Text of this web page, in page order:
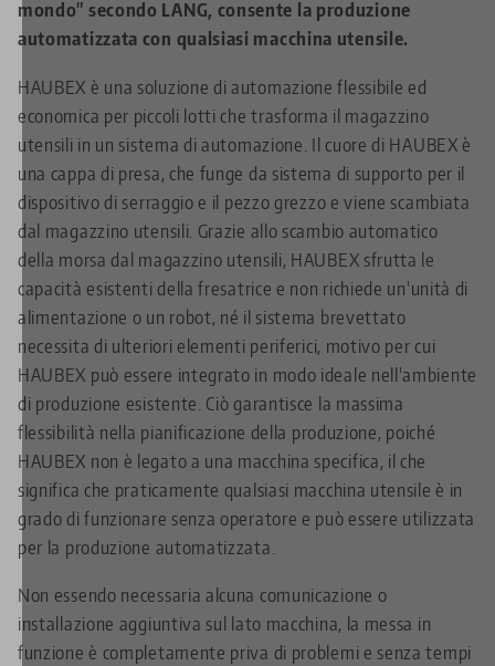
mondo" secondo LANG, consente la produzione
automatizzata con qualsiasi macchina utensile.
HAUBEX è una soluzione di automazione flessibile ed
economica per piccoli lotti che trasforma il magazzino
utensili in un sistema di automazione. Il cuore di HAUBEX è
una cappa di presa, che funge da sistema di supporto per il
dispositivo di serraggio e il pezzo grezzo e viene scambiata
dal magazzino utensili. Grazie allo scambio automatico
della morsa dal magazzino utensili, HAUBEX sfrutta le
capacità esistenti della fresatrice e non richiede un'unità di
alimentazione o un robot, né il sistema brevettato
necessita di ulteriori elementi periferici, motivo per cui
HAUBEX può essere integrato in modo ideale nell'ambiente
di produzione esistente. Ciò garantisce la massima
flessibilità nella pianificazione della produzione, poiché
HAUBEX non è legato a una macchina specifica, il che
significa che praticamente qualsiasi macchina utensile è in
grado di funzionare senza operatore e può essere utilizzata
per la produzione automatizzata.
Non essendo necessaria alcuna comunicazione o
installazione aggiuntiva sul lato macchina, la messa in
funzione è completamente priva di problemi e senza tempi